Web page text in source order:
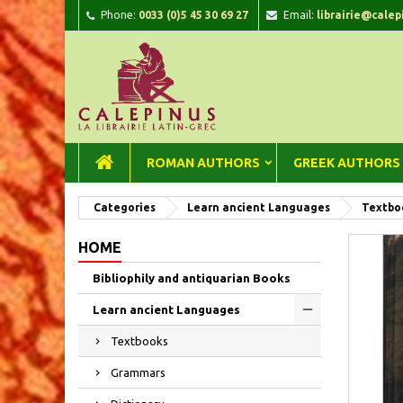
Phone: 0033 (0)5 45 30 69 27 Email:
ROMAN AUTHORS GREEK AUTHORS
Categories Learn ancient Languages
HOME
Bibliophily and antiquarian Books
Learn ancient Languages
Textbooks
Grammars